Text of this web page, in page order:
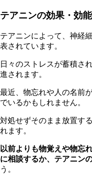
テアニンの効果・効
テアニンによって、神経
表されています。
日 々のストレスが蓄積さ
進されます。
最近、物忘れや人の名前
でいるかもしれません。
対処せずそのまま放置す
れます。
以前よりも物覚えや物忘
に相談するか、テアニン
う。